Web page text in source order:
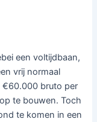
een voltijdbaan,
vrij normaal
€60.000 bruto per
te bouwen. Toch
te komen in een